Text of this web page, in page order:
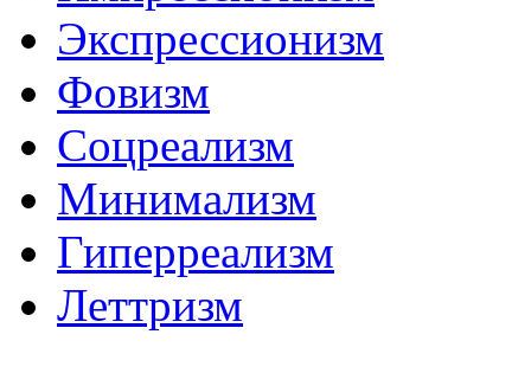
Экспрессионизм
Фовизм
Соцреализм
Минимализм
Гиперреализм
Леттризм